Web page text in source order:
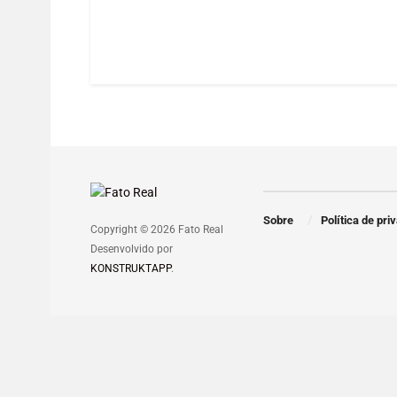
Copyright © 2026 Fato Real
Desenvolvido por
KONSTRUKTAPP.
Sobre Política de